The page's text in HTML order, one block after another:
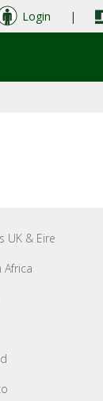
Login |
UK & Eire
Africa